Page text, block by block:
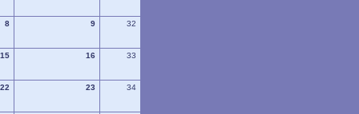
8 9 32
15 16 33
22 23 34